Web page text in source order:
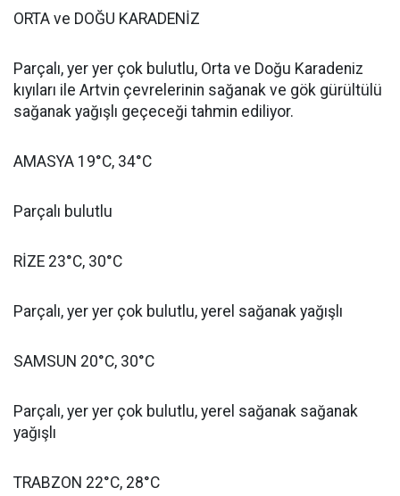
ORTA ve DOĞU KARADENİZ
Parçalı, yer yer çok bulutlu, Orta ve Doğu Karadeniz
kıyıları ile Artvin çevrelerinin sağanak ve gök gürültülü
sağanak yağışlı geçeceği tahmin ediliyor.
AMASYA 19°C, 34°C
Parçalı bulutlu
RİZE 23°C, 30°C
Parçalı, yer yer çok bulutlu, yerel sağanak yağışlı
SAMSUN 20°C, 30°C
Parçalı, yer yer çok bulutlu, yerel sağanak sağanak
yağışlı
TRABZON 22°C, 28°C